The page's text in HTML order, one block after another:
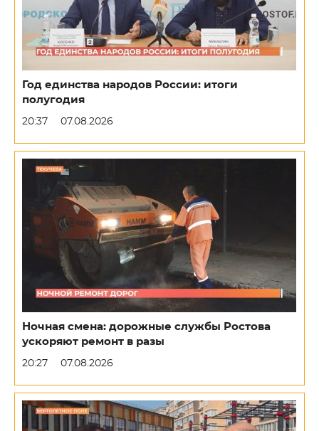
Год единства народов России: итоги
полугодия
20:37 07.08.2026
Ночная смена: дорожные службы Ростова
ускоряют ремонт в разы
20:27 07.08.2026